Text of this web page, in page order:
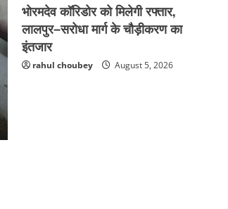
भोरमदेव कॉरिडोर को मिलेगी रफ्तार,
लालपुर–सरोधा मार्ग के चौड़ीकरण का
इंतजार
rahul choubey August 5, 2026